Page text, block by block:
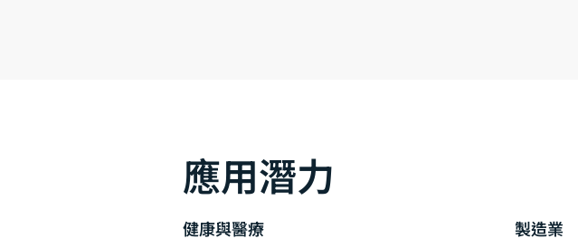
應用潛力
健康與醫療 製造業